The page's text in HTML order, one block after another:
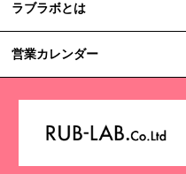
正等、利用停止等の請求
当社は、ご本人様からの求め
情報の利用目的の通知、開示
または第三者提供の停止等の
【個人情報保護に関するお問合
株式会社ラブ・ラボ
ラブラボとは
営業カレンダー